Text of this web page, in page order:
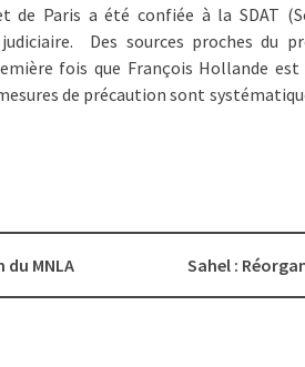
de Paris a été confiée à la SDAT
Des sources proches du
fois que François Hollande
de précaution sont
du MNLA Sahel :